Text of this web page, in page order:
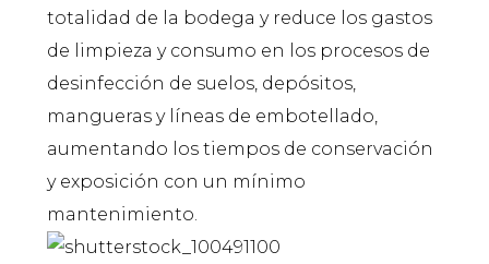
totalidad de la bodega y reduce los gastos
de limpieza y consumo en los procesos de
desinfección de suelos, depósitos,
mangueras y líneas de embotellado,
aumentando los tiempos de conservación
y exposición con un mínimo
mantenimiento.